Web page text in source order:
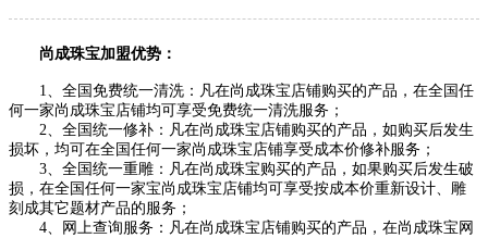
尚成珠宝加盟优势：
1、全国免费统一清洗：凡在尚成珠宝店铺购买的产品，在全国任
何一家尚成珠宝店铺均可享受免费统一清洗服务；
2、全国统一修补：凡在尚成珠宝店铺购买的产品，如购买后发生
损坏，均可在全国任何一家尚成珠宝店铺享受成本价修补服务；
3、全国统一重雕：凡在尚成珠宝购买的产品，如果购买后发生破
损，在全国任何一家宝尚成珠宝店铺均可享受按成本价重新设计、雕
刻成其它题材产品的服务；
4、网上查询服务：凡在尚成珠宝店铺购买的产品，在尚成珠宝网